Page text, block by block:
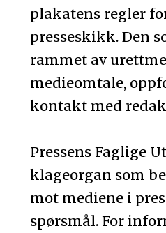
plakatens regler
presseskikk. Den
rammet av
medieomtale,
kontakt med
Pressens Faglige
klageorgan som
mot mediene i
spørsmål. For